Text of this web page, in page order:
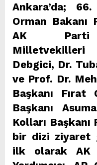
Ankara’da;
Orman
AK Parti
Debgici, Dr.
ve Prof. Dr.
Başkanı Fırat
Başkanı
Kolları Başkanı
bir dizi ziyaret
ilk olarak AK